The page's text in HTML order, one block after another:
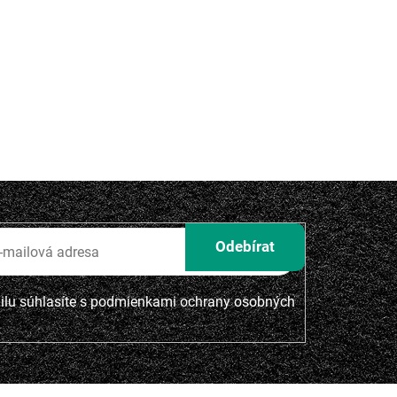
súhlasíte spodmienkami ochrany osobných